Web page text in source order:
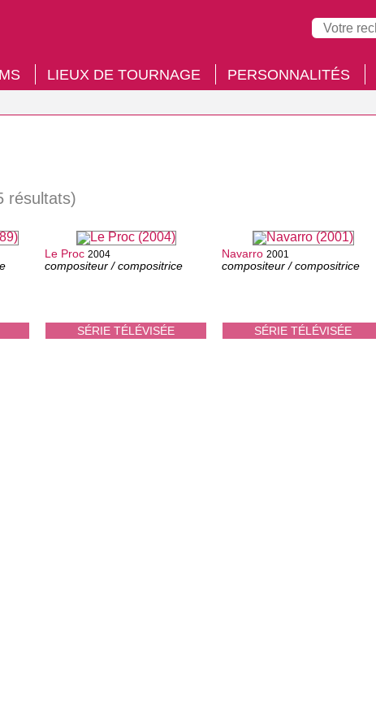
LIEUX DE TOURNAGE PERSONNALITÉS
résultats)
SÉRIE TÉLÉVISÉE
Le Proc 2004
compositeur / compositrice
SÉRIE TÉLÉVISÉE
Navarro 2001
compositeur / compositrice